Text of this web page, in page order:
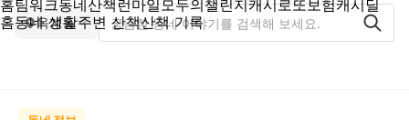
홈팀워크동네산책런마일모두의챌린지캐시로또보험캐시딜
홈동네 생활주변 산책산책 기록
옥계동